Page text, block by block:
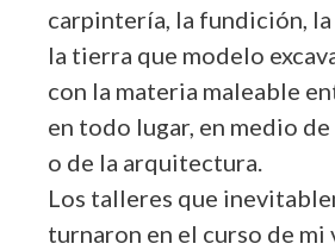
carpintería, la fundición,
la tierra que modelo
con la materia maleable
en todo lugar, en medio
o de la arquitectura.
Los talleres que
turnaron en el curso de mi